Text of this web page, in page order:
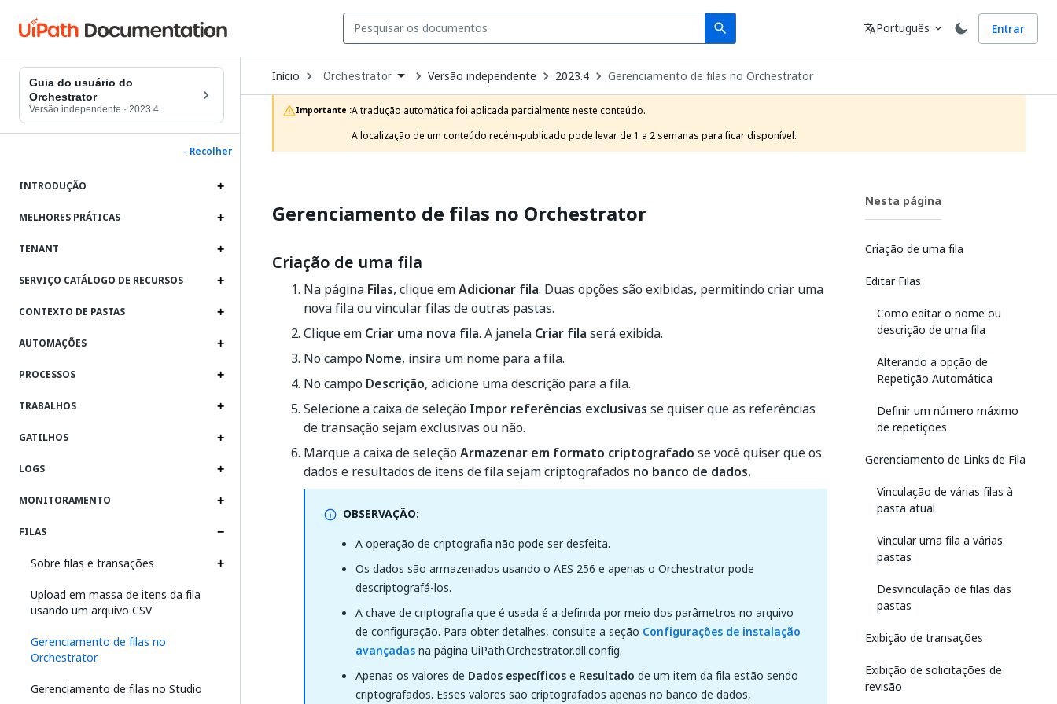
search
Search Idioma
translatePortuguês expand_more Entrar
Guia do usuário do
Orchestrator
Versão independente · 2023.4
- Recolher
INTRODUÇÃO
MELHORES PRÁTICAS
TENANT
SERVIÇO CATÁLOGO DE RECURSOS
CONTEXTO DE PASTAS
AUTOMAÇÕES
PROCESSOS
TRABALHOS
GATILHOS
LOGS
MONITORAMENTO
FILAS
Sobre filas e transações
Upload em massa de itens da fila
usando um arquivo CSV
Gerenciamento de filas no
Orchestrator
Gerenciamento de filas no Studio
Início Open
Dropdown
to
choose
product
Orchestrator Versão independente 2023.4 Gerenciamento de filas no Orchestrator
Importante :A tradução automática foi aplicada parcialmente neste conteúdo.
A localização de um conteúdo recém-publicado pode levar de 1 a 2 semanas para ficar disponível.
Gerenciamento de filas no Orchestrator
Criação de uma fila
Na página Filas, clique emAdicionar fila. Duas opções são exibidas, permitindo criar uma
nova fila ou vincular filas de outras pastas.
Clique em Criar uma nova fila. A janela Criar fila será exibida.
No campo Nome, insira um nome para a fila.
No campo Descrição, adicione uma descrição para a fila.
Selecione a caixa de seleção Impor referências exclusivas se quiser que as referências
de transação sejam exclusivas ou não.
Marque a caixa de seleção Armazenar em formato criptografado se você quiser que os
dados e resultados de itens de fila sejam criptografados no banco de dados.
OBSERVAÇÃO:
A operação de criptografia não pode ser desfeita.
Os dados são armazenados usando o AES 256 e apenas o Orchestrator pode
descriptografá-los.
A chave de criptografia que é usada é a definida por meio dos parâmetros no arquivo
de configuração. Para obter detalhes, consulte a seção Configurações de instalação
avançadasna página UiPath.Orchestrator.dll.config.
Apenas os valores de Dados específicose Resultado de um item da fila estão sendo
criptografados. Esses valores são criptografados apenas no banco de dados,
Nesta página
Criação de uma fila
Editar Filas
Como editar o nome ou
descrição de uma fila
Alterando a opção de
Repetição Automática
Definir um número máximo
de repetições
Gerenciamento de Links de Fila
Vinculação de várias filas à
pasta atual
Vincular uma fila a várias
pastas
Desvinculação de filas das
pastas
Exibição de transações
Exibição de solicitações de
revisão